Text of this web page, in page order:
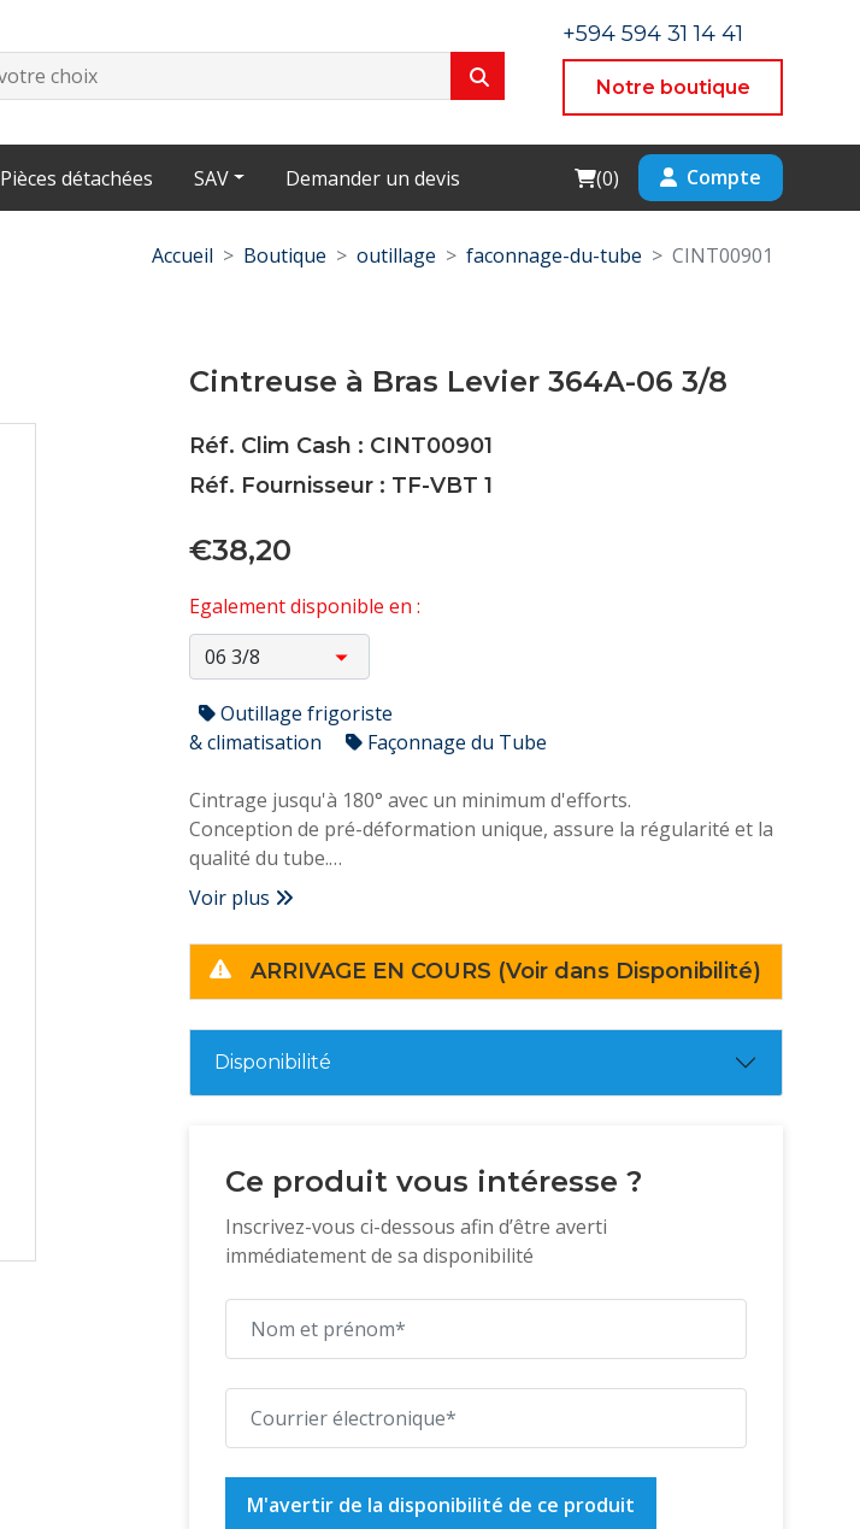
+594 594 31 14 41
Notre boutique
Pièces détachées SAV Demander un devis Cart
(0) Compte
Accueil Boutique outillage faconnage-du-tube CINT00901
Cintreuse à Bras Levier 364A-06 3/8
Réf. Clim Cash : CINT00901
Réf. Fournisseur : TF-VBT 1
€38,20
Egalement disponible en :
Outillage frigoriste
& climatisation
Façonnage du Tube
Cintrage jusqu'à 180° avec un minimum d'efforts.
Conception de pré-déformation unique, assure la régularité et la
qualité du tube.
La conception double du rouleau réduit le frottement, rend la
courbure plus précise.
Deux bras de flexion pour une plus grande courbure.
Voir plus
ARRIVAGE EN COURS (Voir dans Disponibilité)
Disponibilité
Ce produit vous intéresse ?
Inscrivez-vous ci-dessous afin d’être averti
immédiatement de sa disponibilité
M'avertir de la disponibilité de ce produit